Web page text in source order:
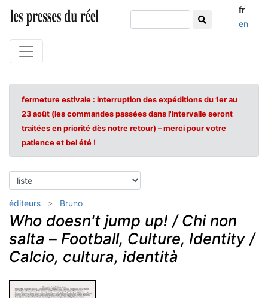
fr
en
fermeture estivale : interruption des expéditions du 1er au
23 août (les commandes passées dans l'intervalle seront
traitées en priorité dès notre retour) – merci pour votre
patience et bel été !
éditeurs Bruno
Who doesn't jump up! / Chi non
salta – Football, Culture, Identity /
Calcio, cultura, identità